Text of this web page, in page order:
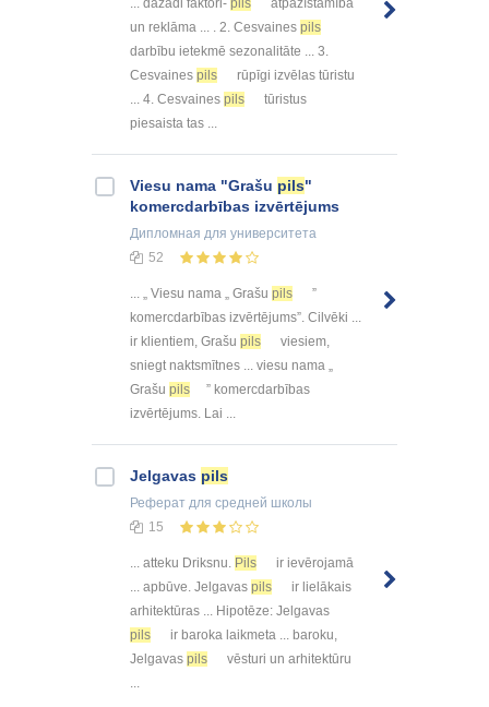
... dažādi faktori- pils
atpazīstamība
un reklāma ... . 2. Cesvaines pils
darbību ietekmē sezonalitāte ... 3.
Cesvaines pils
rūpīgi izvēlas tūristu
... 4. Cesvaines pils
tūristus
piesaista tas ...
Viesu nama "Grašu pils"
komercdarbības izvērtējums
Дипломная для университета
52
... „ Viesu nama „ Grašu pils
”
komercdarbības izvērtējums”. Cilvēki ...
ir klientiem, Grašu pils
viesiem,
sniegt naktsmītnes ... viesu nama „
Grašu pils
” komercdarbības
izvērtējums. Lai ...
Jelgavas pils
Реферат для средней школы
15
... atteku Driksnu. Pils
ir ievērojamā
... apbūve. Jelgavas pils
ir lielākais
arhitektūras ... Hipotēze: Jelgavas
pils
ir baroka laikmeta ... baroku,
Jelgavas pils
vēsturi un arhitektūru
...